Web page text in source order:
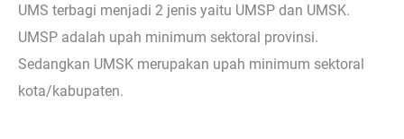
UMS terbagi menjadi 2 jenis yaitu UMSP dan UMSK.
UMSP adalah upah minimum sektoral provinsi.
Sedangkan UMSK merupakan upah minimum sektoral
kota/kabupaten.